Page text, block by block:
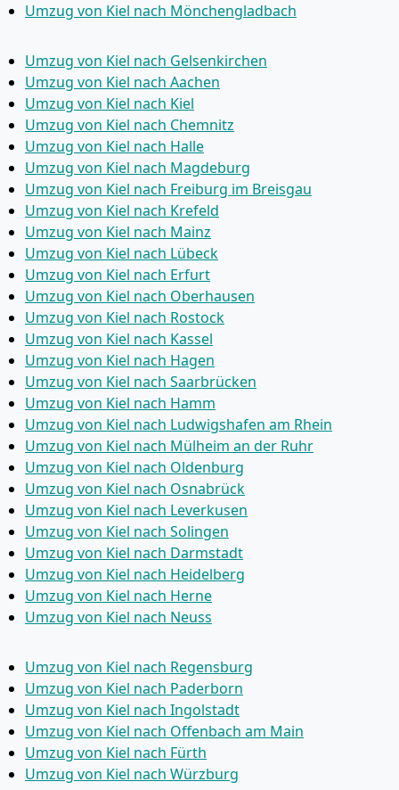
Umzug von Kiel nach Mönchen­gladbach
Umzug von Kiel nach Gelsenkirchen
Umzug von Kiel nach Aachen
Umzug von Kiel nach Kiel
Umzug von Kiel nach Chemnitz
Umzug von Kiel nach Halle
Umzug von Kiel nach Magdeburg
Umzug von Kiel nach Freiburg im Breisgau
Umzug von Kiel nach Krefeld
Umzug von Kiel nach Mainz
Umzug von Kiel nach Lübeck
Umzug von Kiel nach Erfurt
Umzug von Kiel nach Oberhausen
Umzug von Kiel nach Rostock
Umzug von Kiel nach Kassel
Umzug von Kiel nach Hagen
Umzug von Kiel nach Saarbrücken
Umzug von Kiel nach Hamm
Umzug von Kiel nach Ludwigshafen am Rhein
Umzug von Kiel nach Mülheim an der Ruhr
Umzug von Kiel nach Oldenburg
Umzug von Kiel nach Osnabrück
Umzug von Kiel nach Leverkusen
Umzug von Kiel nach Solingen
Umzug von Kiel nach Darmstadt
Umzug von Kiel nach Heidelberg
Umzug von Kiel nach Herne
Umzug von Kiel nach Neuss
Umzug von Kiel nach Regensburg
Umzug von Kiel nach Paderborn
Umzug von Kiel nach Ingolstadt
Umzug von Kiel nach Offenbach am Main
Umzug von Kiel nach Fürth
Umzug von Kiel nach Würzburg